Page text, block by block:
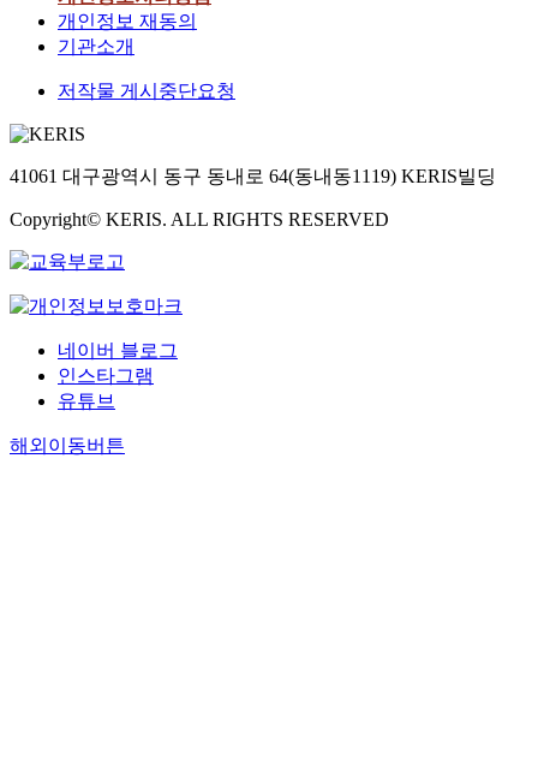
개인정보 재동의
기관소개
저작물 게시중단요청
41061 대구광역시 동구 동내로 64(동내동1119) KERIS빌딩
Copyright© KERIS. ALL RIGHTS RESERVED
네이버 블로그
인스타그램
유튜브
해외이동버튼